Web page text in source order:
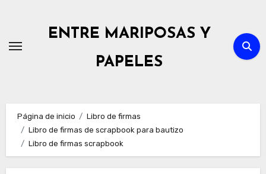
contenido
ENTRE MARIPOSAS Y
PAPELES
Página de inicio
Libro de firmas
Libro de firmas de scrapbook para bautizo
Libro de firmas scrapbook